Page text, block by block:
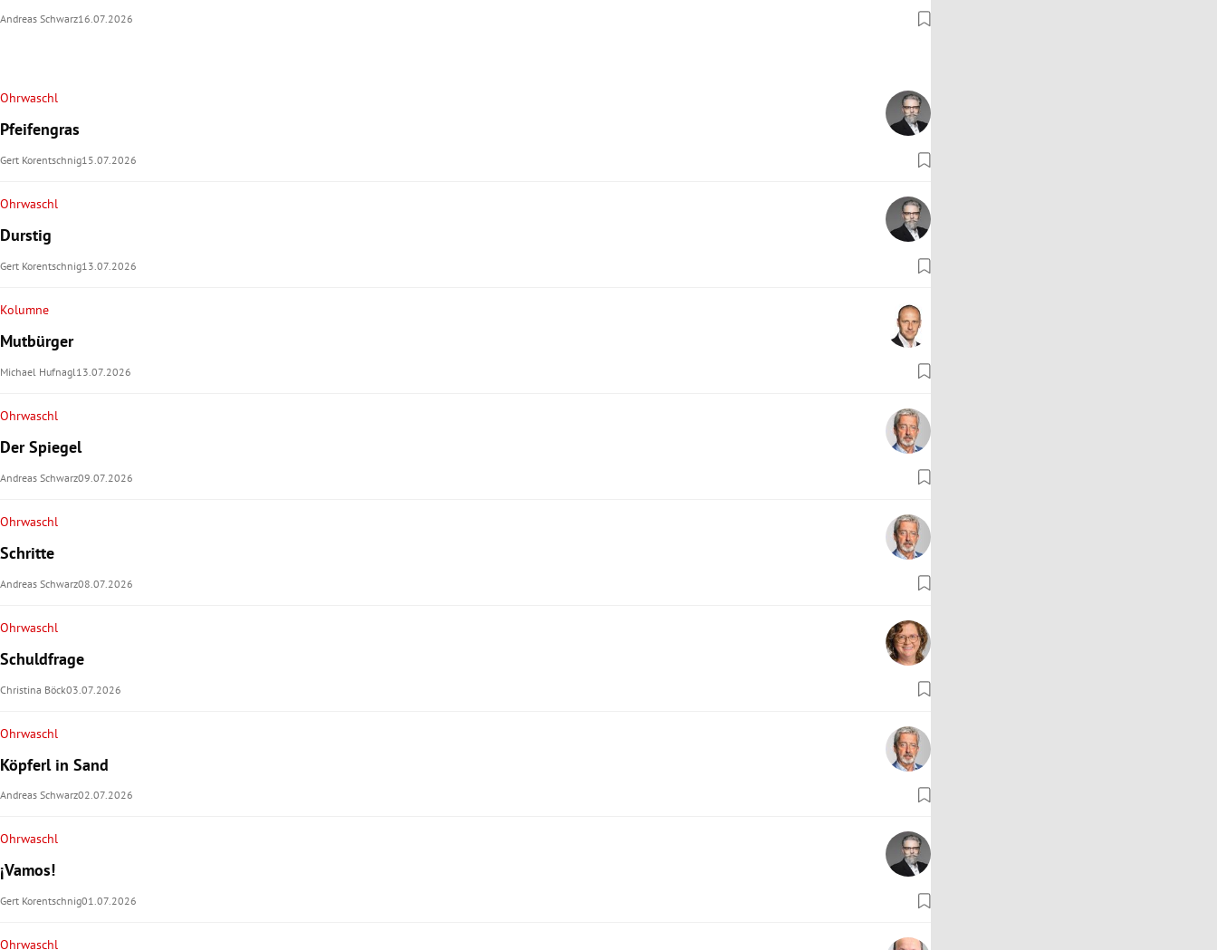
Andreas Schwarz16.07.2026
Ohrwaschl
Pfeifengras
Gert Korentschnig15.07.2026
Ohrwaschl
Durstig
Gert Korentschnig13.07.2026
Kolumne
Mutbürger
Michael Hufnagl 13.07.2026
Ohrwaschl
Der Spiegel
Andreas Schwarz09.07.2026
Ohrwaschl
Schritte
Andreas Schwarz08.07.2026
Ohrwaschl
Schuldfrage
Christina Böck03.07.2026
Ohrwaschl
Köpferl in Sand
Andreas Schwarz02.07.2026
Ohrwaschl
¡Vamos!
Gert Korentschnig01.07.2026
Ohrwaschl